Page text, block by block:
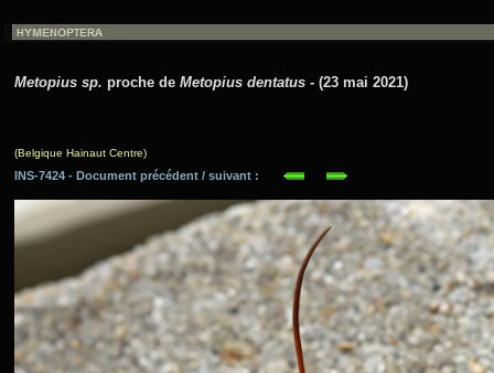
Metopius sp. proche de Metopius dentatus - (23 mai 2021)
(Belgique Hainaut Centre)
INS-7424 - Document précédent / suivant :